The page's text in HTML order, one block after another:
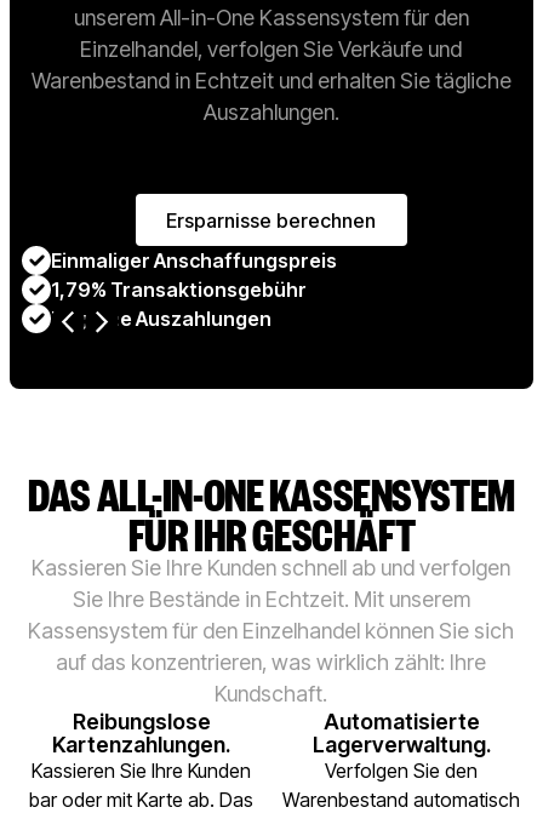
unserem All-in-One Kassensystem für den
Einzelhandel, verfolgen Sie Verkäufe und
Warenbestand in Echtzeit und erhalten Sie tägliche
Auszahlungen.
Ersparnisse berechnen
Ersparnisse berechnen
Einmaliger Anschaffungspreis
1,79% Transaktionsgebühr
Tägliche Auszahlungen
DAS ALL-IN-ONE KASSENSYSTEM
FÜR IHR GESCHÄFT
Kassieren Sie Ihre Kunden schnell ab und verfolgen
Sie Ihre Bestände in Echtzeit. Mit unserem
Kassensystem für den Einzelhandel können Sie sich
auf das konzentrieren, was wirklich zählt: Ihre
Kundschaft.
Reibungslose
Kartenzahlungen.
Kassieren Sie Ihre Kunden
bar oder mit Karte ab. Das
Automatisierte
Lagerverwaltung.
Verfolgen Sie den
Warenbestand automatisch